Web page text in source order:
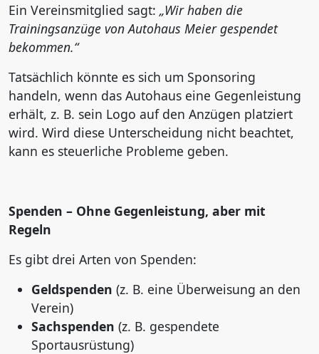
Ein Vereinsmitglied sagt: „Wir haben die
Trainingsanzüge von Autohaus Meier gespendet
bekommen.“
Tatsächlich könnte es sich um Sponsoring
handeln, wenn das Autohaus eine Gegenleistung
erhält, z. B. sein Logo auf den Anzügen platziert
wird. Wird diese Unterscheidung nicht beachtet,
kann es steuerliche Probleme geben.
Spenden – Ohne Gegenleistung, aber mit
Regeln
Es gibt drei Arten von Spenden:
Geldspenden (z. B. eine Überweisung an den
Verein)
Sachspenden (z. B. gespendete
Sportausrüstung)